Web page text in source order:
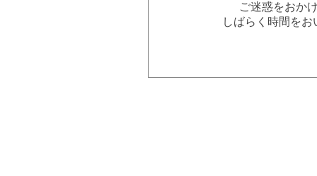
ご迷惑をおか
しばらく時間を